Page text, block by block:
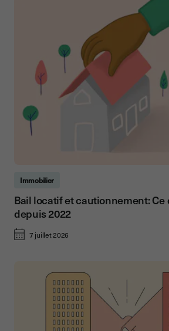
Immobilier
Bail locatif et cautionnement:
depuis 2022
7 juillet 2026